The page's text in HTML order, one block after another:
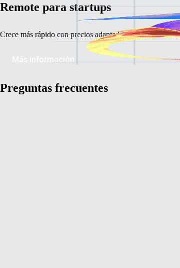
Remote para startups
Crece más rápido con precios adaptados a empresas
Más información
Preguntas frecuentes